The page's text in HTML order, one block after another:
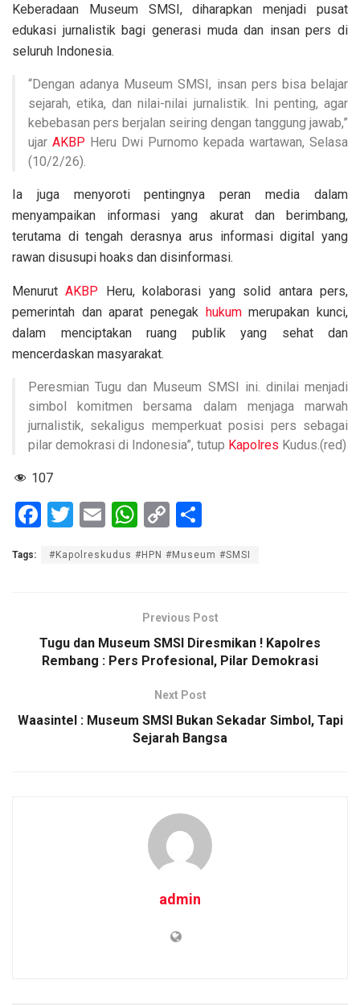
Keberadaan Museum SMSI, diharapkan menjadi pusat
edukasi jurnalistik bagi generasi muda dan insan pers di
seluruh Indonesia.
“Dengan adanya Museum SMSI, insan pers bisa belajar
sejarah, etika, dan nilai-nilai jurnalistik. Ini penting, agar
kebebasan pers berjalan seiring dengan tanggung jawab,”
ujar AKBP Heru Dwi Purnomo kepada wartawan, Selasa
(10/2/26).
Ia juga menyoroti pentingnya peran media dalam
menyampaikan informasi yang akurat dan berimbang,
terutama di tengah derasnya arus informasi digital yang
rawan disusupi hoaks dan disinformasi.
MenurutAKBP Heru, kolaborasi yang solid antara pers,
pemerintah dan aparat penegak hukummerupakan kunci,
dalam menciptakan ruang publik yang sehat dan
mencerdaskan masyarakat.
Peresmian Tugu dan Museum SMSI ini. dinilai menjadi
simbol komitmen bersama dalam menjaga marwah
jurnalistik, sekaligus memperkuat posisi pers sebagai
pilar demokrasi di Indonesia”, tutup Kapolres Kudus.(red)
107
F
ce
o
k
T
tt
E
ail
W
at
A
p
p
C
py
n
k
ar
Tags: #Kapolreskudus #HPN #Museum #SMSI
Previous Post
Tugu dan Museum SMSI Diresmikan ! Kapolres
Rembang : Pers Profesional, Pilar Demokrasi
Next Post
Waasintel : Museum SMSI Bukan Sekadar Simbol, Tapi
Sejarah Bangsa
admin